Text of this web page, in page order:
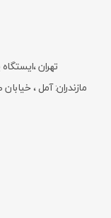
تهران
مازندران: آمل ،